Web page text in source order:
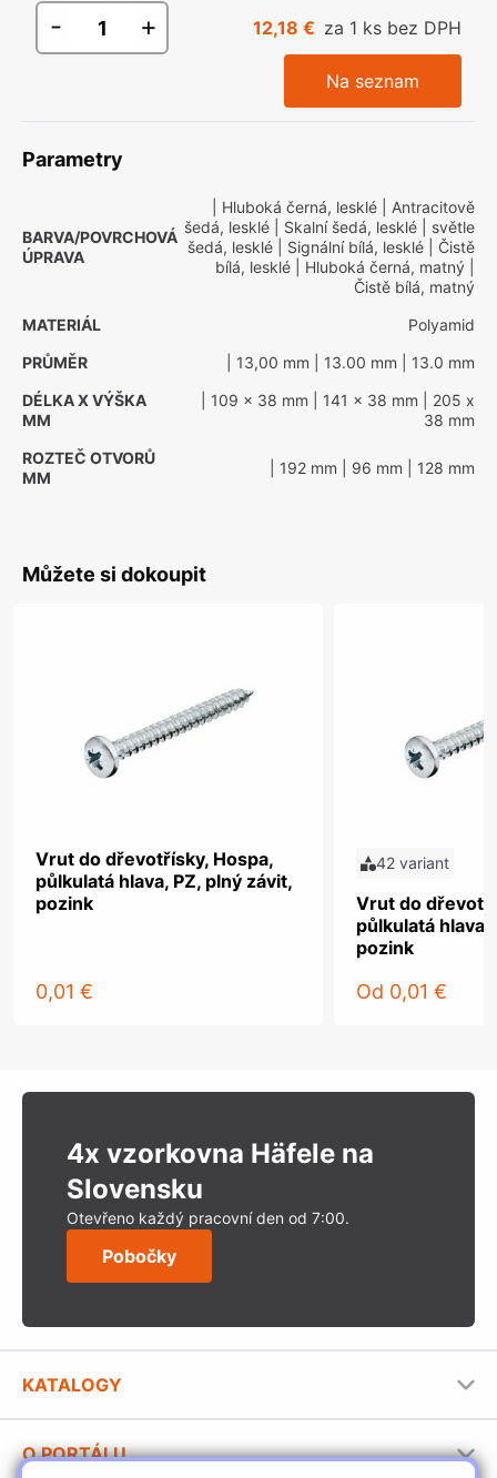
- + 12,18 € za 1 ks bez DPH
Na seznam
Parametry
BARVA/POVRCHOVÁ
ÚPRAVA
| Hluboká černá, lesklé | Antracitově
šedá, lesklé | Skalní šedá, lesklé | světle
šedá, lesklé | Signální bílá, lesklé | Čistě
bílá, lesklé | Hluboká černá, matný
Čistě bílá, matný
MATERIÁL
Polyamid
PRŮMĚR
| 13,00 mm | 13.00 mm | 13.0 mm
DÉLKA X VÝŠKA
MM
| 109 x 38 mm | 141 x 38 mm | 205 x
38 mm
ROZTEČ OTVORŮ
MM
| 192 mm | 96 mm | 128 mm
Můžete si dokoupit
Vrut do dřevotřísky, Hospa,
půlkulatá hlava, PZ, plný závit,
pozink
0,01 €
42 variant
Vrut do
půlkulatá hlava,
pozink
Od 0,01 €
4x vzorkovna Häfele na
Slovensku
Otevřeno každý pracovní den od 7:00.
Pobočky
KATALOGY
Stavební katalog Häfele
O PORTÁLU